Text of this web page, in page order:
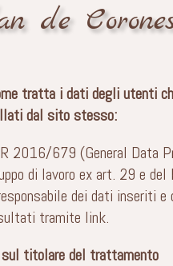
de
tratta i dati degli utenti
dal sito stesso:
679 (General Data
di lavoro ex art. 29 e
dei dati inseriti
tramite link.
titolare del trattamento